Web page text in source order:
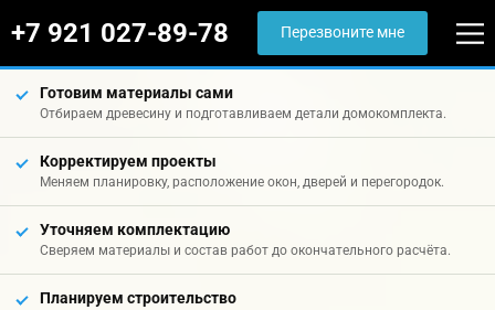
+7 921 027-89-78 Перезвоните мне
Готовим материалы сами
Отбираем древесину и подготавливаем детали домокомплекта.
Корректируем проекты
Меняем планировку, расположение окон, дверей и перегородок.
Уточняем комплектацию
Сверяем материалы и состав работ до окончательного расчёта.
Планируем строительство